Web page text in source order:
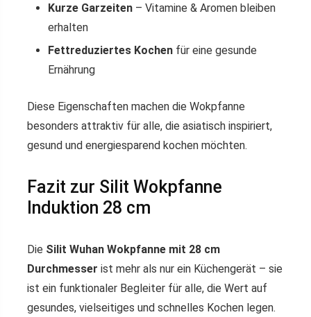
Kurze Garzeiten – Vitamine & Aromen bleiben
erhalten
Fettreduziertes Kochen für eine gesunde
Ernährung
Diese Eigenschaften machen die Wokpfanne
besonders attraktiv für alle, die asiatisch inspiriert,
gesund und energiesparend kochen möchten.
Fazit zur Silit Wokpfanne
Induktion 28 cm
Die Silit Wuhan Wokpfanne mit 28 cm
Durchmesser ist mehr als nur ein Küchengerät – sie
ist ein funktionaler Begleiter für alle, die Wert auf
gesundes, vielseitiges und schnelles Kochen legen.